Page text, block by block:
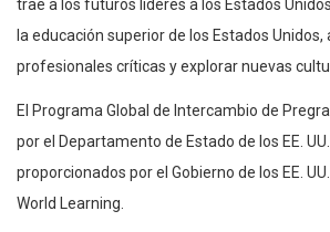
trae a los futuros líderes a los Estados
la educación superior de los Estados
profesionales críticas y explorar nuevas
El Programa Global de Intercambio de
por el Departamento de Estado de los EE.
proporcionados por el Gobierno de los EE.
World Learning.